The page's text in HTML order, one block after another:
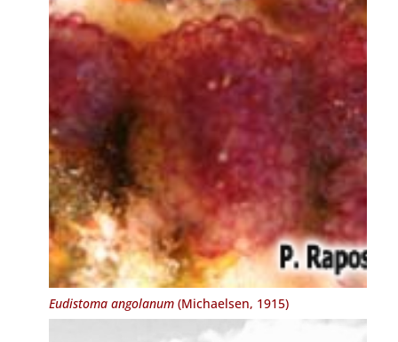
Eudistoma angolanum(Michaelsen, 1915)